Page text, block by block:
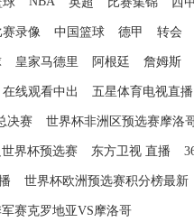
赛录像 中国篮球 德甲 转会
皇家马德里 阿根廷 詹姆斯
在线观看中出 五星体育电视直播
决赛 世界杯非洲区预选赛摩洛
世界杯预选赛 东方卫视 直播
世界杯欧洲预选赛积分榜最新
赛克罗地亚VS摩洛哥